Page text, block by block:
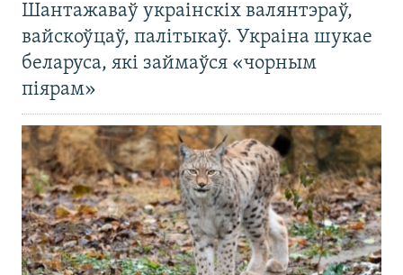
Шантажаваў украінскіх валянтэраў,
вайскоўцаў, палітыкаў. Украіна шукае
беларуса, які займаўся «чорным
піярам»